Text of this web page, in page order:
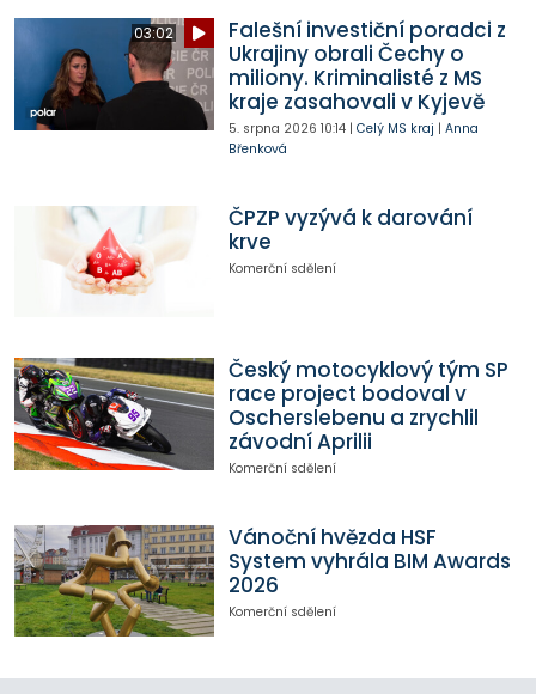
03:02
Falešní investiční poradci z
Ukrajiny obrali Čechy o
miliony. Kriminalisté z MS
kraje zasahovali v Kyjevě
5. srpna 2026 10:14| Celý MS kraj | Anna
Břenková
ČPZP vyzývá k darování
krve
Komerční sdělení
Český motocyklový tým SP
race project bodoval v
Oscherslebenu a zrychlil
závodní Aprilii
Komerční sdělení
Vánoční hvězda HSF
System vyhrála BIM Awards
2026
Komerční sdělení